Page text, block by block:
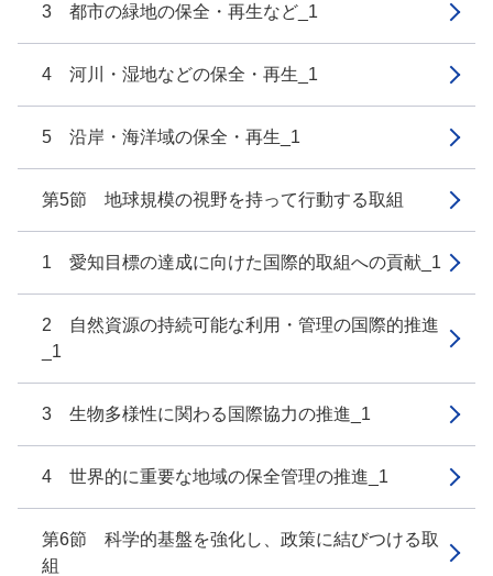
3 都市の緑地の保全・再生など_1
4 河川・湿地などの保全・再生_1
5 沿岸・海洋域の保全・再生_1
第5節 地球規模の視野を持って行動する取組
1 愛知目標の達成に向けた国際的取組への貢献_1
2 自然資源の持続可能な利用・管理の国際的推進
_1
3 生物多様性に関わる国際協力の推進_1
4 世界的に重要な地域の保全管理の推進_1
第6節 科学的基盤を強化し、政策に結びつける取
組